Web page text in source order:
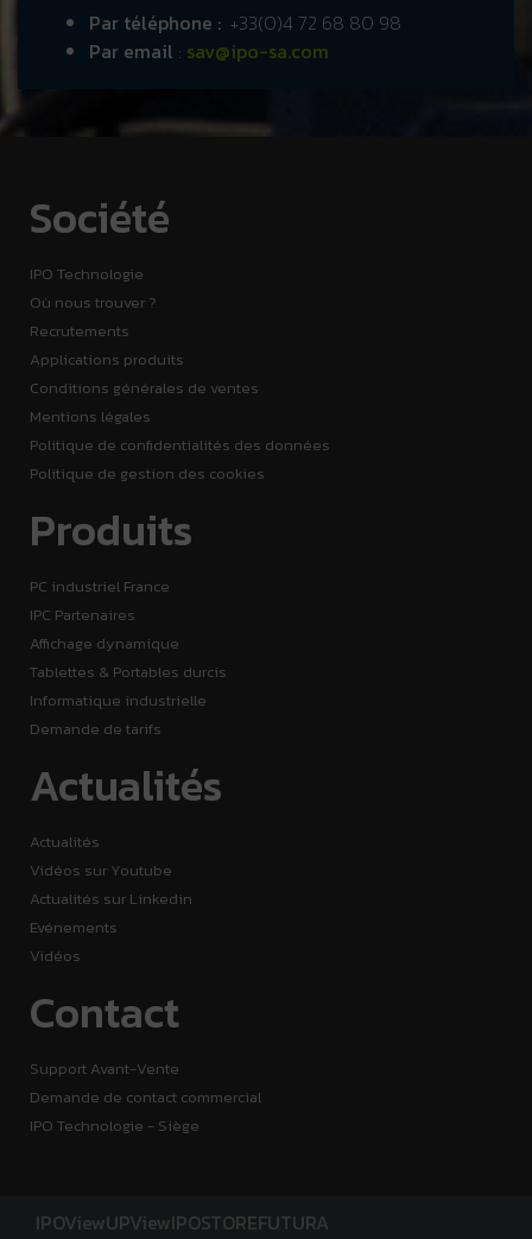
Par téléphone : +33(0)4 72 68 80 98
Par email : sav@ipo-sa.com
Société
IPO Technologie
Où nous trouver ?
Recrutements
Applications produits
Conditions générales de ventes
Mentions légales
Politique de confidentialités des données
Politique de gestion des cookies
Produits
PC industriel France
IPC Partenaires
Affichage dynamique
Tablettes & Portables durcis
Informatique industrielle
Demande de tarifs
Actualités
Actualités
Vidéos sur Youtube
Actualités sur Linkedin
Evénements
Vidéos
Contact
Support Avant-Vente
Demande de contact commercial
IPO Technologie - Siège
IPOViewUPViewIPOSTOREFUTURA